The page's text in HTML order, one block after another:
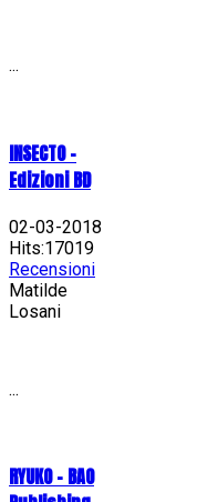
...
INSECTO -
Edizioni BD
02-03-2018
Hits:17019
Recensioni
Matilde
Losani
...
RYUKO - BAO